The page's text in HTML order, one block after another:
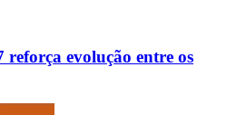
evolução entre os